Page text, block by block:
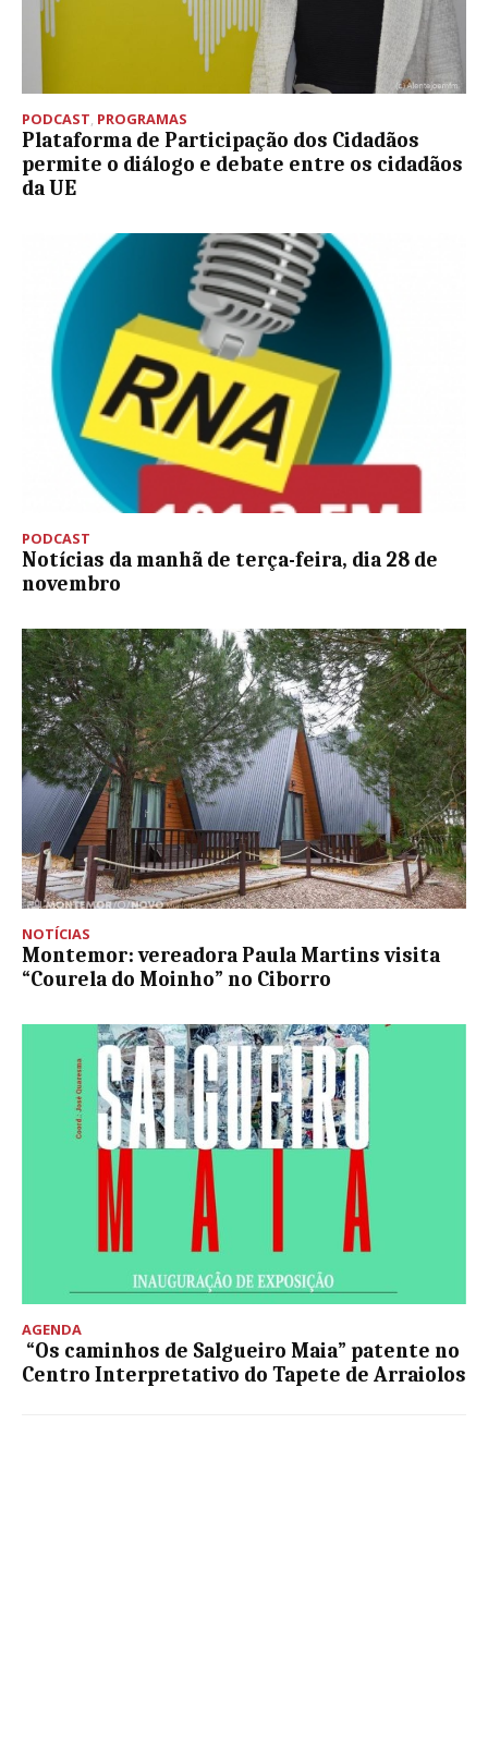
PODCAST, PROGRAMAS
Plataforma de Participação dos Cidadãos
permite o diálogo e debate entre os cidadãos
da UE
PODCAST
Notícias da manhã de terça-feira, dia 28 de
novembro
NOTÍCIAS
Montemor: vereadora Paula Martins visita
“Courela do Moinho” no Ciborro
AGENDA
“Os caminhos de Salgueiro Maia” patente no
Centro Interpretativo do Tapete de Arraiolos